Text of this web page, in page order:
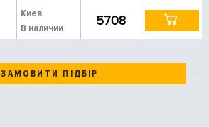
Киев
В наличии
5708
ЗАМОВИТИ ПІДБІР